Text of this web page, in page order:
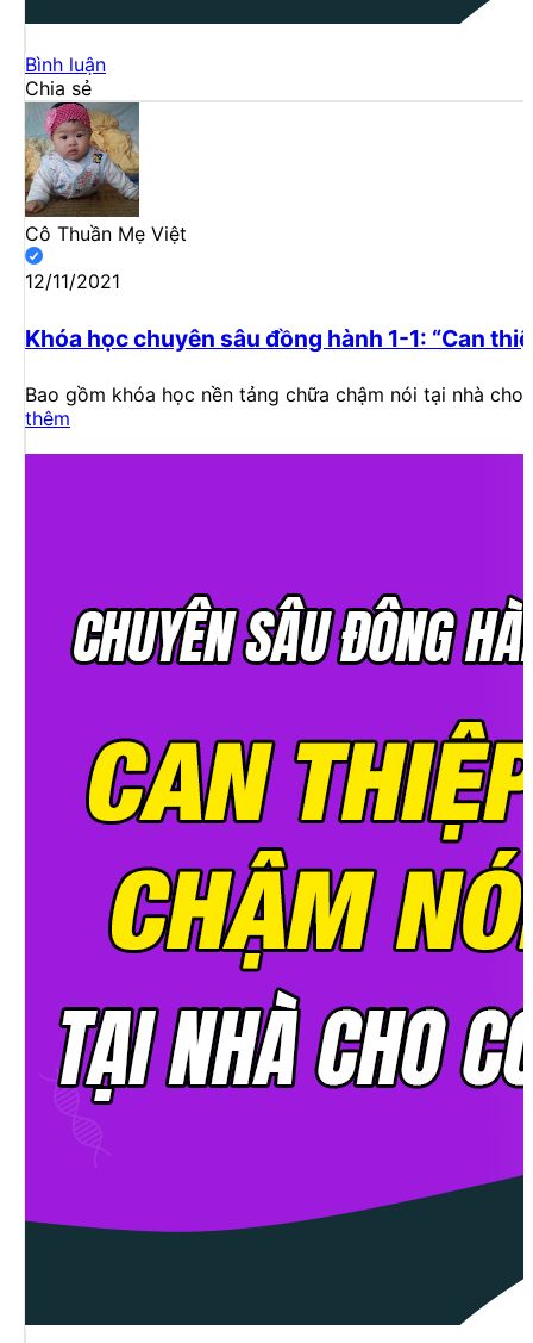
Bình luận
Chia sẻ
Cô Thuần Mẹ Việt
12/11/2021
Khóa học chuyên sâu đồng hành 1-1: “Can
Bao gồm khóa học nền tảng chữa chậm nói tại nhà
thêm